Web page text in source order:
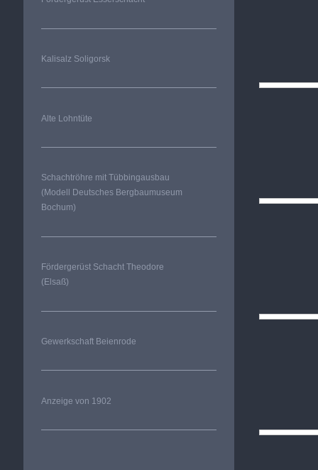
Kalisalz Soligorsk
Alte Lohntüte
Schachtröhre mit Tübbingausbau
(Modell Deutsches Bergbaumuseum
Bochum)
Fördergerüst Schacht Theodore
(Elsaß)
Gewerkschaft Beienrode
Anzeige von 1902